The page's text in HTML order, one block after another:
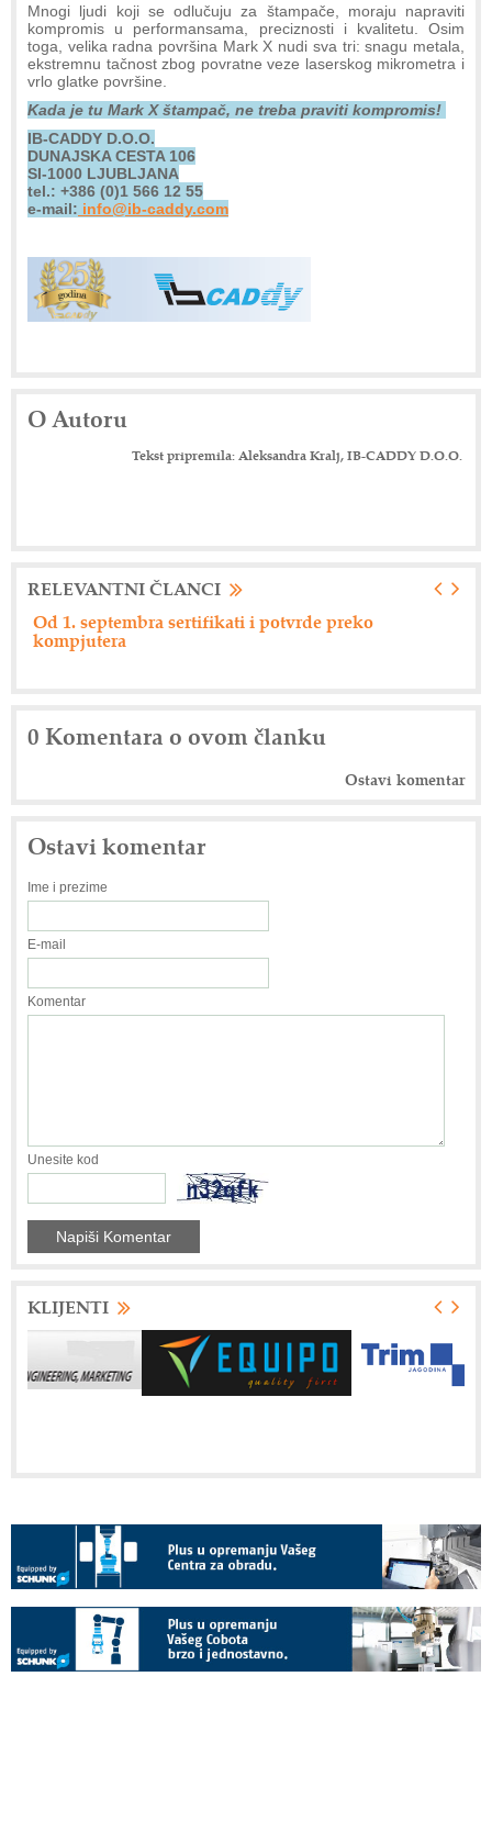
Mnogi ljudi koji se odlučuju za štampače, moraju napraviti
kompromis u performansama, preciznosti i kvalitetu. Osim
toga, velika radna površina Mark X nudi sva tri: snagu metala,
ekstremnu tačnost zbog povratne veze laserskog mikrometra i
vrlo glatke površine.
Kada je tu Mark X štampač, ne treba praviti kompromis!
IB-CADDY D.O.O.
DUNAJSKA CESTA 106
SI-1000 LJUBLJANA
tel.: +386 (0)1 566 12 55
e-mail: info@ib-caddy.com
O Autoru
Tekst pripremila: Aleksandra Kralj, IB-CADDY D.O.O.
RELEVANTNI ČLANCI
Nemački "Eberspacher" održao dan dobavljača
0 Komentara o ovom članku
Ostavi komentar
Ostavi komentar
Ime i prezime
E-mail
Komentar
Unesite kod
KLIJENTI